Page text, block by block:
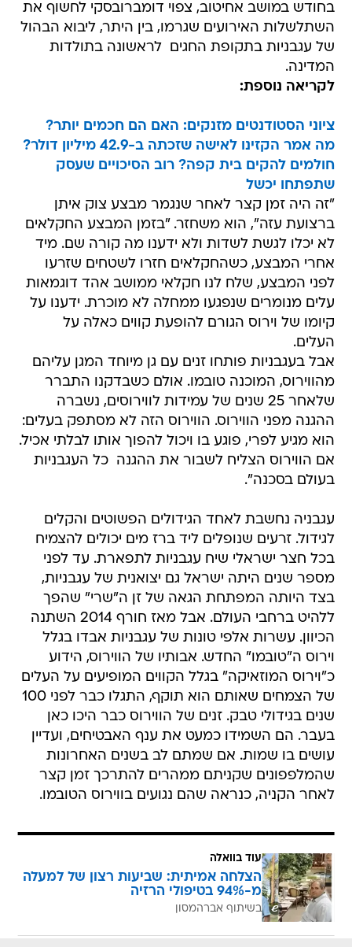
בחודש במושב אחיטוב, צפוי דומברובסקי לחשוף את
השתלשלות האירועים שגרמו, בין היתר, ליבוא הבהול
של עגבניות בתקופת החגים  לראשונה בתולדות
המדינה.
לקריאה נוספת:
ציוני הסטודנטים מזנקים: האם הם חכמים יותר?
מה אמר הקזינו לאישה שזכתה ב-42.9 מיליון דולר?
חולמים להקים בית קפה? רוב הסיכויים שעסק
שתפתחו יכשל
"זה היה זמן קצר לאחר שנגמר מבצע צוק איתן
ברצועת עזה", הוא משחזר. "בזמן המבצע החקלאים
לא יכלו לגשת לשדות ולא ידענו מה קורה שם. מיד
אחרי המבצע, כשהחקלאים חזרו לשטחים שזרעו
לפני המבצע, שלח לנו חקלאי ממושב אהד דוגמאות
עלים מנומרים שנפגעו ממחלה לא מוכרת. ידענו על
קיומו של וירוס הגורם להופעת קווים כאלה על
העלים.
אבל בעגבניות פותחו זנים עם גן מיוחד המגן עליהם
מהווירוס, המוכנה טובמו. אולם כשבדקנו התברר
שלאחר 25 שנים של עמידות לווירוסים, נשברה
ההגנה מפני הווירוס. הווירוס הזה לא מסתפק בעלים:
הוא מגיע לפרי, פוגע בו ויכול להפוך אותו לבלתי אכיל.
אם הווירוס הצליח לשבור את ההגנה  כל העגבניות
בעולם בסכנה".
עגבניה נחשבת לאחד הגידולים הפשוטים והקלים
לגידול. זרעים שנופלים ליד ברז מים יכולים להצמיח
בכל חצר ישראלי שיח עגבניות לתפארת. עד לפני
מספר שנים היתה ישראל גם יצואנית של עגבניות,
בצד היותה המפתחת הגאה של זן ה"שרי" שהפך
ללהיט ברחבי העולם. אבל מאז חורף 2014 השתנה
הכיוון. עשרות אלפי טונות של עגבניות אבדו בגלל
וירוס ה"טובמו" החדש. אבותיו של הווירוס, הידוע
כ"וירוס המוזאיקה" בגלל הקווים המופיעים על העלים
של הצמחים שאותם הוא תוקף, התגלו כבר לפני 100
שנים בגידולי טבק. זנים של הווירוס כבר היכו כאן
בעבר. הם השמידו כמעט את ענף האבטיחים, ועדיין
עושים בו שמות. אם שמתם לב בשנים האחרונות
שהמלפפונים שקניתם ממהרים להתרכך זמן קצר
לאחר הקניה, כנראה שהם נגועים בווירוס הטובמו.
עוד בוואלה
הצלחה אמיתית: שביעות רצון של למעלה
מ-94% בטיפולי הרזיה
בשיתוף אברהמסון